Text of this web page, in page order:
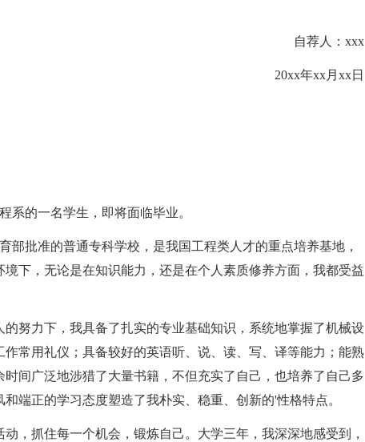
自荐人：xxx
20xx年xx月xx日
的一名学生，即将面临毕业。
批准的普通专科学校，是我国工程类人才的重点培养基地，
下，无论是在知识能力，还是在个人素质修养方面，我都受益
力下，我具备了扎实的专业基础知识，系统地掌握了机械设
常用礼仪；具备较好的英语听、说、读、写、译等能力；能熟
间广泛地涉猎了大量书籍，不但充实了自己，也培养了自己多
端正的学习态度塑造了我朴实、稳重、创新的'性格特点。
抓住每一个机会，锻炼自己。大学三年，我深深地感受到，